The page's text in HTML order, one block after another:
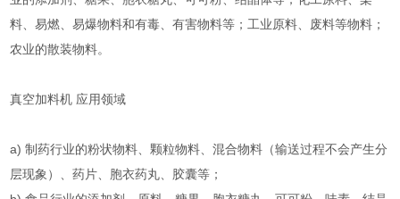
料、易燃、易爆物料和有毒、有害物料等；工业原料、废料等物料；
农业的散装物料。
真空加料机 应用领域
a) 制药行业的粉状物料、颗粒物料、混合物料（输送过程不会产生分
层现象）、药片、胞衣药丸、胶囊等；